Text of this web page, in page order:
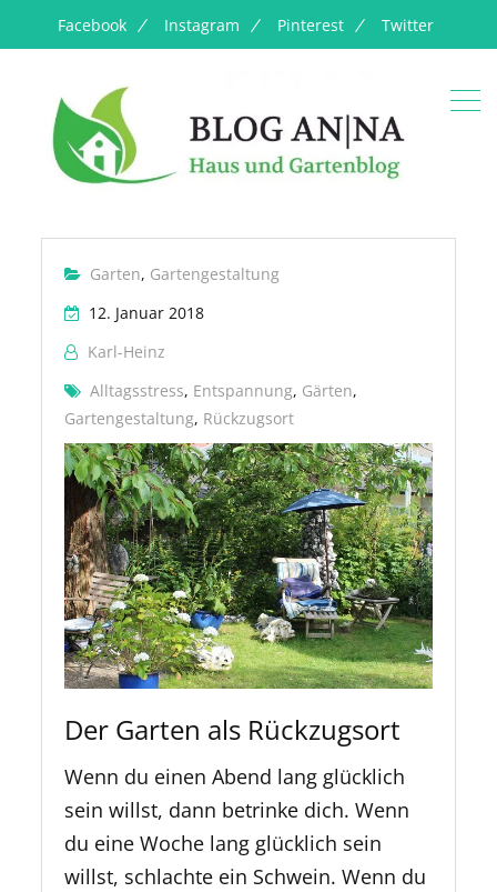
Facebook Instagram Pinterest Twitter
Garten, Gartengestaltung
12. Januar 2018
Karl-Heinz
Alltagsstress, Entspannung, Gärten,
Gartengestaltung, Rückzugsort
Der Garten als Rückzugsort
Wenn du einen Abend lang glücklich
sein willst, dann betrinke dich. Wenn
du eine Woche lang glücklich sein
willst, schlachte ein Schwein. Wenn du